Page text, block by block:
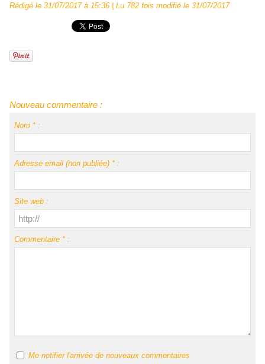
Rédigé le 31/07/2017 à 15:36 | Lu 782 fois modifié le 31/07/2017
Nouveau commentaire :
Nom * :
Adresse email (non publiée) * :
Site web :
Commentaire * :
Me notifier l'arrivée de nouveaux commentaires